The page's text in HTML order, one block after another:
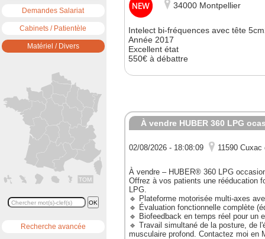
Demandes Salariat
Cabinets / Patientèle
Matériel / Divers
TOM
Recherche avancée
34000 Montpellier
Intelect bi-fréquences avec tête
Année 2017
Excellent état
550€ à débattre
À vendre HUBER 360 LPG
02/08/2026 - 18:08:09 11590 Cuxac
À vendre – HUBER® 360 LPG
Offrez à vos patients une rééducation
LPG.
🔹 Plateforme motorisée multi-axes
🔹 Évaluation fonctionnelle complète
🔹 Biofeedback en temps réel pour un
🔹 Travail simultané de la posture, de
musculaire profond. Contactez moi en